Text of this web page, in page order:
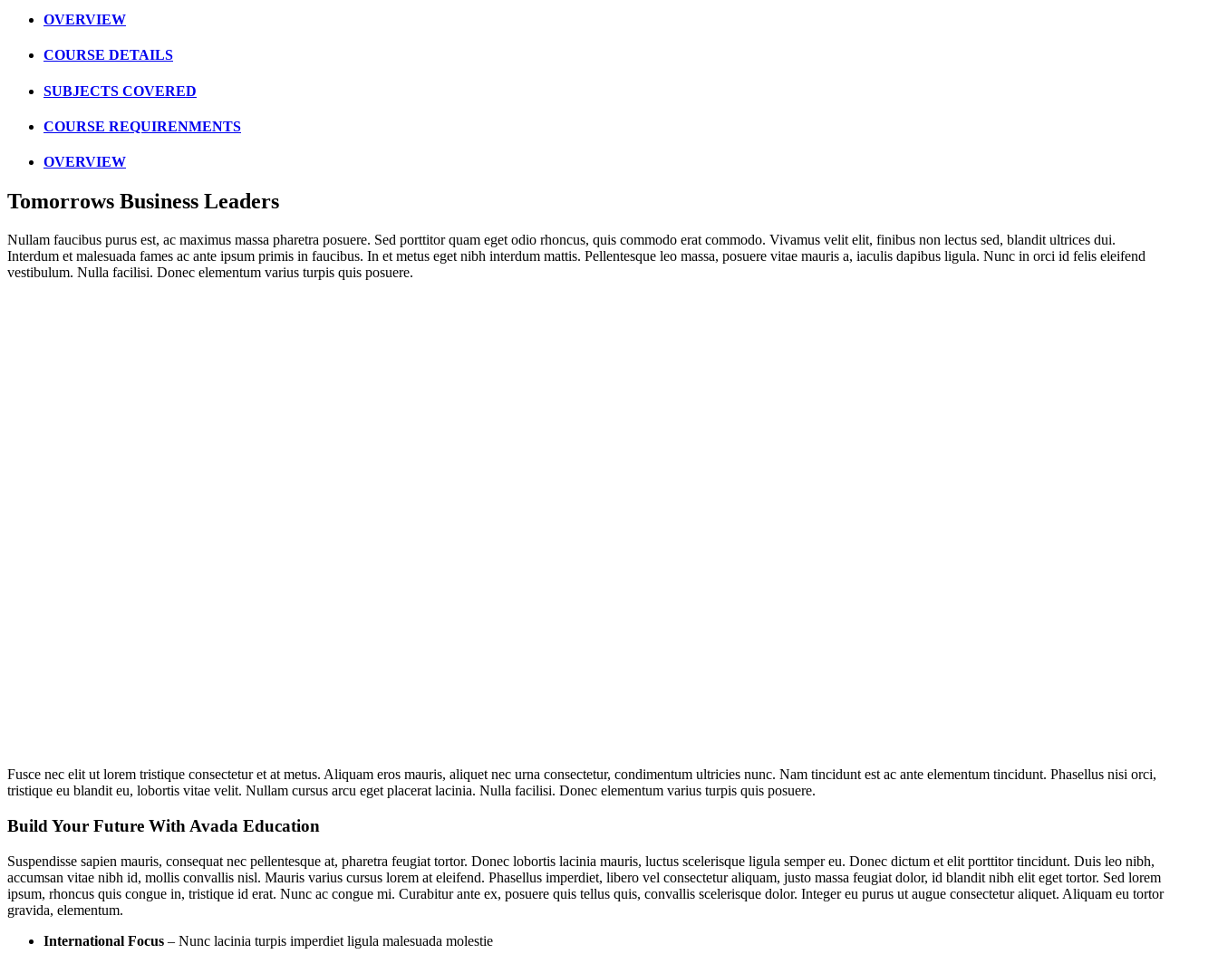
OVERVIEW
COURSE DETAILS
SUBJECTS COVERED
COURSE REQUIRENMENTS
OVERVIEW
Tomorrows Business Leaders
Nullam faucibus purus est, ac maximus massa pharetra posuere. Sed porttitor quam eget odio rhoncus, quis commodo erat commodo. Vivamus velit elit, finibus non lectus sed, blandit ultrices dui.
Interdum et malesuada fames ac ante ipsum primis in faucibus. In et metus eget nibh interdum mattis. Pellentesque leo massa, posuere vitae mauris a, iaculis dapibus ligula. Nunc in orci id felis eleifend
vestibulum. Nulla facilisi. Donec elementum varius turpis quis posuere.
Fusce nec elit ut lorem tristique consectetur et at metus. Aliquam eros mauris, aliquet nec urna consectetur, condimentum ultricies nunc. Nam tincidunt est ac ante elementum tincidunt. Phasellus nisi orci,
tristique eu blandit eu, lobortis vitae velit. Nullam cursus arcu eget placerat lacinia. Nulla facilisi. Donec elementum varius turpis quis posuere.
Build Your Future With Avada Education
Suspendisse sapien mauris, consequat nec pellentesque at, pharetra feugiat tortor. Donec lobortis lacinia mauris, luctus scelerisque ligula semper eu. Donec dictum et elit porttitor tincidunt. Duis leo nibh,
accumsan vitae nibh id, mollis convallis nisl. Mauris varius cursus lorem at eleifend. Phasellus imperdiet, libero vel consectetur aliquam, justo massa feugiat dolor, id blandit nibh elit eget tortor. Sed lorem
ipsum, rhoncus quis congue in, tristique id erat. Nunc ac congue mi. Curabitur ante ex, posuere quis tellus quis, convallis scelerisque dolor. Integer eu purus ut augue consectetur aliquet. Aliquam eu tortor
gravida, elementum.
International Focus – Nunc lacinia turpis imperdiet ligula malesuada molestie